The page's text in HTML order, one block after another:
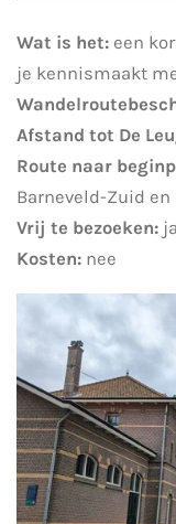
Wat is het: een
je kennismaakt
Afstand tot De
Route naar
Barneveld-Zuid
Vrij te bezoeken: ja
Kosten: nee